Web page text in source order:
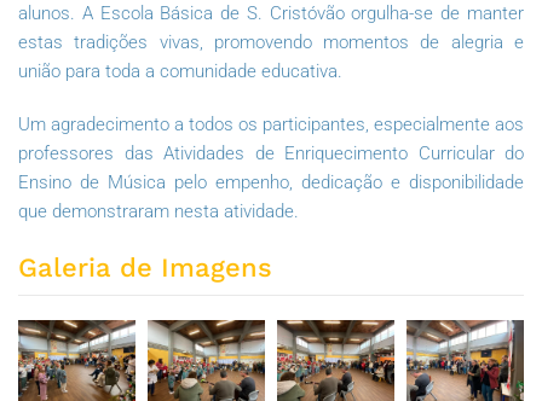
alunos. A Escola Básica de S. Cristóvão orgulha-se de manter
estas tradições vivas, promovendo momentos de alegria e
união para toda a comunidade educativa.
Um agradecimento a todos os participantes, especialmente aos
professores das Atividades de Enriquecimento Curricular do
Ensino de Música pelo empenho, dedicação e disponibilidade
que demonstraram nesta atividade.
Galeria de Imagens
ZOOM ZOOM ZOOM ZOOM